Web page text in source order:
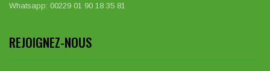
Whatsapp: 00229 01 90 18 35 81
REJOIGNEZ-NOUS